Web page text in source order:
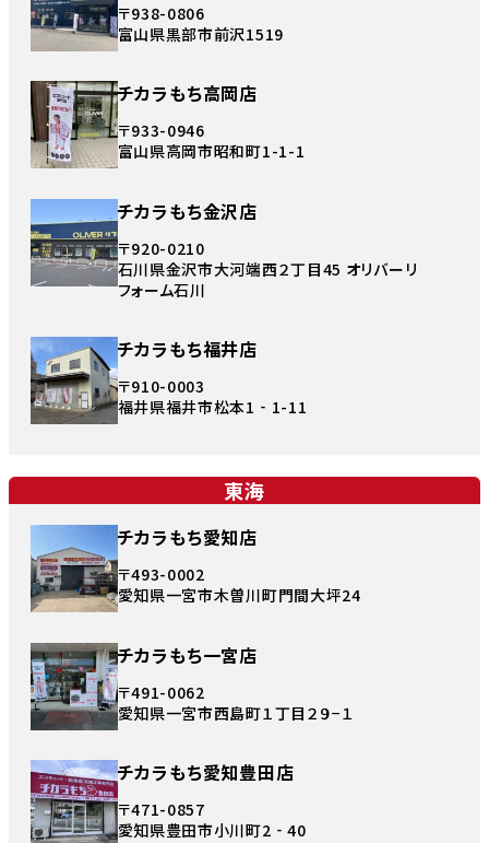
〒938-0806
富山県黒部市前沢1519
チカラもち高岡店
〒933-0946
富山県高岡市昭和町1-1-1
チカラもち金沢店
〒920-0210
石川県金沢市大河端西２丁目45 オリバーリ
フォーム石川
チカラもち福井店
〒910-0003
福井県福井市松本1‐1-11
東海
チカラもち愛知店
〒493-0002
愛知県一宮市木曽川町門間大坪24
チカラもち一宮店
〒491-0062
愛知県一宮市西島町１丁目２９−１
チカラもち愛知豊田店
〒471-0857
愛知県豊田市小川町2‐40